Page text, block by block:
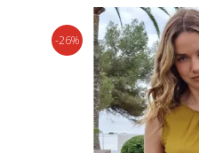
-26%